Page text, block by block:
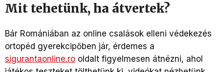
Mit tehetünk, ha átvertek?
Bár Romániában az online csalások elleni védekezés
ortopéd gyerekcipőben jár, érdemes a
sigurantaonline.ro oldalt figyelmesen átnézni, ahol